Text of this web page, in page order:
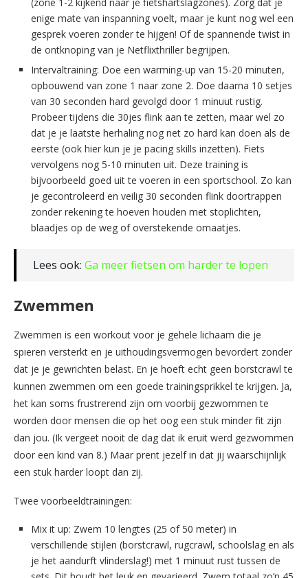
enige mate van inspanning voelt, maar je kunt nog wel een
gesprek voeren zonder te hijgen! Of de spannende twist in
de ontknoping van je Netflixthriller begrijpen.
Intervaltraining: Doe een warming-up van 15-20 minuten,
opbouwend van zone 1 naar zone 2. Doe daarna 10 setjes
van 30 seconden hard gevolgd door 1 minuut rustig.
Probeer tijdens die 30jes flink aan te zetten, maar wel zo
dat je je laatste herhaling nog net zo hard kan doen als de
eerste (ook hier kun je je pacing skills inzetten). Fiets
vervolgens nog 5-10 minuten uit. Deze training is
bijvoorbeeld goed uit te voeren in een sportschool. Zo kan
je gecontroleerd en veilig 30 seconden flink doortrappen
zonder rekening te hoeven houden met stoplichten,
blaadjes op de weg of overstekende omaatjes.
Lees ook: Ga meer fietsen om harder te lopen
Zwemmen
Zwemmen is een workout voor je gehele lichaam die je
spieren versterkt en je uithoudingsvermogen bevordert zonder
dat je je gewrichten belast. En je hoeft echt geen borstcrawl te
kunnen zwemmen om een goede trainingsprikkel te krijgen. Ja,
het kan soms frustrerend zijn om voorbij gezwommen te
worden door mensen die op het oog een stuk minder fit zijn
dan jou. (Ik vergeet nooit de dag dat ik eruit werd gezwommen
door een kind van 8.) Maar prent jezelf in dat jij waarschijnlijk
een stuk harder loopt dan zij.
Twee voorbeeldtrainingen:
Mix it up: Zwem 10 lengtes (25 of 50 meter) in
verschillende stijlen (borstcrawl, rugcrawl, schoolslag en als
je het aandurft vlinderslag!) met 1 minuut rust tussen de